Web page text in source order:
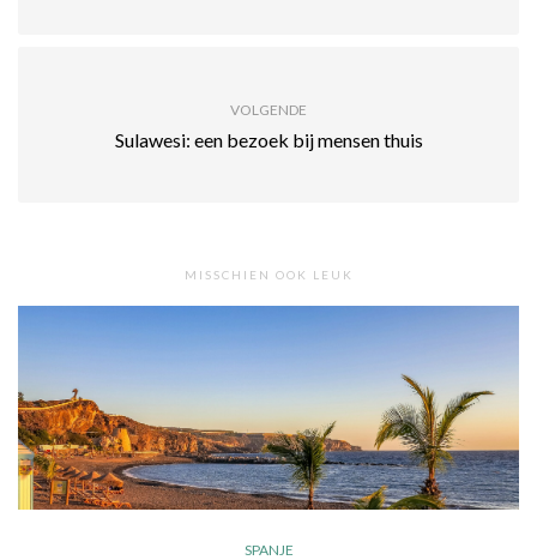
VOLGENDE
Sulawesi: een bezoek bij mensen thuis
MISSCHIEN OOK LEUK
SPANJE